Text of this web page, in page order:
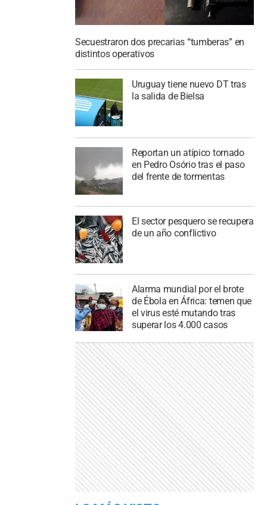
Secuestraron dos precarias “tumberas” en
distintos operativos
Uruguay tiene nuevo DT tras
la salida de Bielsa
Reportan un atípico tornado
en Pedro Osório tras el paso
del frente de tormentas
El sector pesquero se recupera
de un año conflictivo
Alarma mundial por el brote
de Ébola en África: temen que
el virus esté mutando tras
superar los 4.000 casos